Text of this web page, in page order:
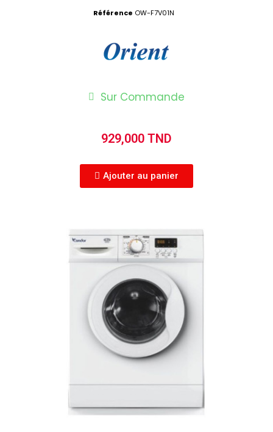
Référence OW-F7V01N
Sur Commande
929,000 TND
Ajouter au panier